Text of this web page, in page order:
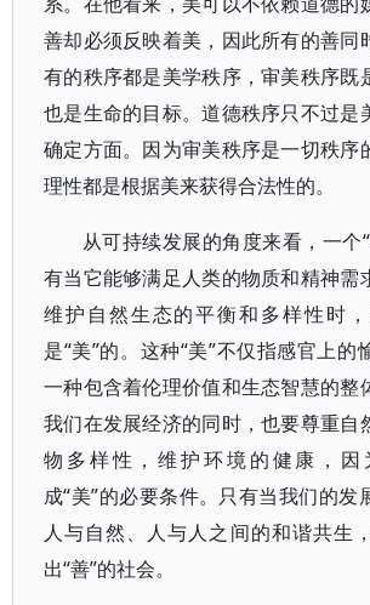
善却必须反映着美，因此所有的善同
有的秩序都是美学秩序，审美秩序既
也是生命的目标。道德秩序只不过是
确定方面。因为审美秩序是一切秩序
理性都是根据美来获得合法性的。
从可持续发展的角度来看，一个
有当它能够满足人类的物质和精神需
维护自然生态的平衡和多样性时
是“美”的。这种“美”不仅指感官上的
一种包含着伦理价值和生态智慧的整
我们在发展经济的同时，也要尊重自
物多样性，维护环境的健康，因
成“美”的必要条件。只有当我们的发
人与自然、人与人之间的和谐共生
出“善”的社会。